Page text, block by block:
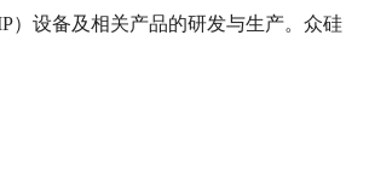
）设备及相关产品的研发与生产。众硅